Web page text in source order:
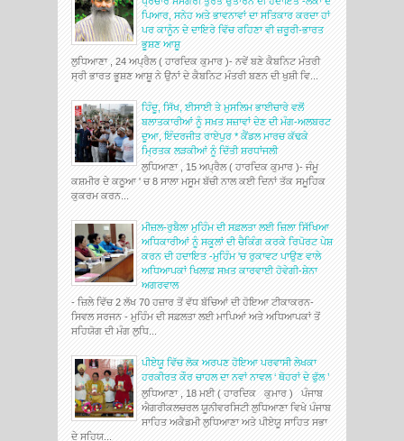
ਪਿਆਰ, ਸਨੇਹ ਅਤੇ ਭਾਵਨਾਵਾਂ ਦਾ ਸਤਿਕਾਰ ਕਰਦਾ ਹਾਂ
ਪਰ ਕਾਨੂੰਨ ਦੇ ਦਾਇਰੇ ਵਿੱਚ ਰਹਿਣਾ ਵੀ ਜ਼ਰੂਰੀ-ਭਾਰਤ
ਭੂਸ਼ਣ ਆਸ਼ੂ
ਲੁਧਿਆਣਾ , 24 ਅਪ੍ਰੈਲ ( ਹਾਰਦਿਕ ਕੁਮਾਰ )- ਨਵੇਂ ਬਣੇ ਕੈਬਨਿਟ ਮੰਤਰੀ
ਸ੍ਰੀ ਭਾਰਤ ਭੂਸ਼ਣ ਆਸ਼ੂ ਨੇ ਉਨਾਂ ਦੇ ਕੈਬਨਿਟ ਮੰਤਰੀ ਬਣਨ ਦੀ ਖੁਸ਼ੀ ਵਿ...
ਹਿੰਦੂ, ਸਿੱਖ, ਈਸਾਈ ਤੇ ਮੁਸਲਿਮ ਭਾਈਚਾਰੇ ਵਲੋਂ
ਬਲਾਤਕਾਰੀਆਂ ਨੂੰ ਸਖ਼ਤ ਸਜ਼ਾਵਾਂ ਦੇਣ ਦੀ ਮੰਗ-ਅਲਬਰਟ
ਦੂਆ, ਇੰਦਰਜੀਤ ਰਾਏਪੁਰ * ਕੈਂਡਲ ਮਾਰਚ ਕੱਢਕੇ
ਮ੍ਰਿਤਕ ਲੜਕੀਆਂ ਨੂੰ ਦਿੱਤੀ ਸ਼ਰਧਾਂਜਲੀ
ਲੁਧਿਆਣਾ , 15 ਅਪ੍ਰੈਲ ( ਹਾਰਦਿਕ ਕੁਮਾਰ )- ਜੰਮੂ
ਕਸ਼ਮੀਰ ਦੇ ਕਠੂਆ ' ਚ 8 ਸਾਲਾ ਮਸੂਮ ਬੱਚੀ ਨਾਲ ਕਈ ਦਿਨਾਂ ਤੱਕ ਸਮੂਹਿਕ
ਕੁਕਰਮ ਕਰਨ...
ਮੀਜ਼ਲ-ਰੁਬੈਲਾ ਮੁਹਿੰਮ ਦੀ ਸਫ਼ਲਤਾ ਲਈ ਜ਼ਿਲਾ ਸਿੱਖਿਆ
ਅਧਿਕਾਰੀਆਂ ਨੂੰ ਸਕੂਲਾਂ ਦੀ ਚੈਕਿੰਗ ਕਰਕੇ ਰਿਪੋਰਟ ਪੇਸ਼
ਕਰਨ ਦੀ ਹਦਾਇਤ -ਮੁਹਿੰਮ 'ਚ ਰੁਕਾਵਟ ਪਾਉਣ ਵਾਲੇ
ਅਧਿਆਪਕਾਂ ਖਿਲਾਫ਼ ਸਖ਼ਤ ਕਾਰਵਾਈ ਹੋਵੇਗੀ-ਸ਼ੇਨਾ
ਅਗਰਵਾਲ
- ਜ਼ਿਲੇ ਵਿੱਚ 2 ਲੱਖ 70 ਹਜ਼ਾਰ ਤੋਂ ਵੱਧ ਬੱਚਿਆਂ ਦੀ ਹੋਇਆ ਟੀਕਾਕਰਨ-
ਸਿਵਲ ਸਰਜਨ - ਮੁਹਿੰਮ ਦੀ ਸਫ਼ਲਤਾ ਲਈ ਮਾਪਿਆਂ ਅਤੇ ਅਧਿਆਪਕਾਂ ਤੋਂ
ਸਹਿਯੋਗ ਦੀ ਮੰਗ ਲੁਧਿ...
ਪੀਏਯੂ ਵਿੱਚ ਲੋਕ ਅਰਪਣ ਹੋਇਆ ਪਰਵਾਸੀ ਲੇਖਕਾ
ਹਰਕੀਰਤ ਕੌਰ ਚਾਹਲ ਦਾ ਨਵਾਂ ਨਾਵਲ ‘ ਥੋਹਰਾਂ ਦੇ ਫੁੱਲ ’
ਲੁਧਿਆਣਾ , 18 ਮਈ ( ਹਾਰਦਿਕ ਕੁਮਾਰ ) ਪੰਜਾਬ
ਐਗਰੀਕਲਚਰਲ ਯੂਨੀਵਰਸਿਟੀ ਲੁਧਿਆਣਾ ਵਿਖੇ ਪੰਜਾਬ
ਸਾਹਿਤ ਅਕੈਡਮੀ ਲੁਧਿਆਣਾ ਅਤੇ ਪੀਏਯੂ ਸਾਹਿਤ ਸਭਾ
ਦੇ ਸਹਿਯ...